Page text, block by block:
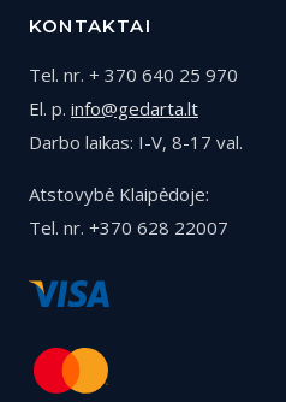
KONTAKTAI
Tel. nr. + 370 640 25 970
El. p. info@gedarta.lt
Darbo laikas: I-V, 8-17 val.
Atstovybė Klaipėdoje:
Tel. nr. +370 628 22007